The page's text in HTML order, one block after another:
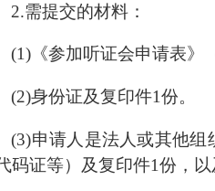
2.需提交的材料：
(1)《参加听证会申请表》
(2)身份证及复印件1份。
(3)申请人是法人或其他
码证等）及复印件1份，